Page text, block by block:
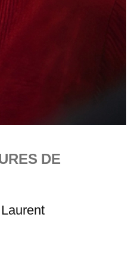
DE